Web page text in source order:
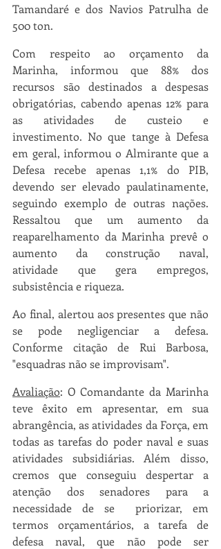
Tamandaré e dos Navios Patrulha de
500 ton.
Com respeito ao orçamento da
Marinha, informou que 88% dos
recursos são destinados a despesas
obrigatórias, cabendo apenas 12% para
as atividades de custeio e
investimento. No que tange à Defesa
em geral, informou o Almirante que a
Defesa recebe apenas 1,1% do PIB,
devendo ser elevado paulatinamente,
seguindo exemplo de outras nações.
Ressaltou que um aumento da
reaparelhamento da Marinha prevê o
aumento da construção naval,
atividade que gera empregos,
subsistência e riqueza.
Ao final, alertou aos presentes que não
se pode negligenciar a defesa.
Conforme citação de Rui Barbosa,
"esquadras não se improvisam".
Avaliação: O Comandante da Marinha
teve êxito em apresentar, em sua
abrangência, as atividades da Força, em
todas as tarefas do poder naval e suas
atividades subsidiárias. Além disso,
cremos que conseguiu despertar a
atenção dos senadores para a
necessidade de se  priorizar, em
termos orçamentários, a tarefa de
defesa naval, que não pode ser